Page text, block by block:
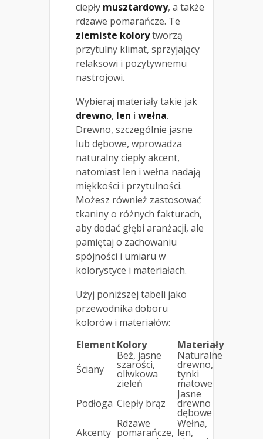
ciepły musztardowy, a także
rdzawe pomarańcze. Te
ziemiste kolorytworzą
przytulny klimat, sprzyjający
relaksowi i pozytywnemu
nastrojowi.
Wybieraj materiały takie jak
drewno, len i wełna.
Drewno, szczególnie jasne
lub dębowe, wprowadza
naturalny ciepły akcent,
natomiast len i wełna nadają
miękkości i przytulności.
Możesz również zastosować
tkaniny o różnych fakturach,
aby dodać głębi aranżacji, ale
pamiętaj o zachowaniu
spójności i umiaru w
kolorystyce i materiałach.
Użyj poniższej tabeli jako
przewodnika doboru
kolorów i materiałów:
ElementKolory
Materiały
Ściany
Beż, jasne
szarości,
oliwkowa
zieleń
Naturalne
drewno,
tynki
matowe
Podłoga Ciepły brąz
Jasne
drewno
dębowe
Akcenty
Rdzawe
pomarańcze,
Wełna,
len,